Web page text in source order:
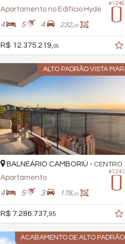
#1.246
Apartamento no Edifício Hyde
4 5 4 232,00
R$ 12.375.219, 05
ALTO PADRÃO VISTA MAR
#1.241
BALNEÁRIO CAMBORIÚ - CENTRO
Apartamento
4 5 3 178,00
R$ 7.286.737,95
ACABAMENTO DE ALTO PADRÃO